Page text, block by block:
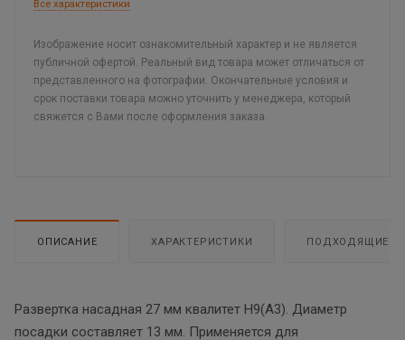
Все характеристики
Изображение носит ознакомительный характер и не является
публичной офертой. Реальный вид товара может отличаться от
представленного на фотографии. Окончательные условия и
срок поставки товара можно уточнить у менеджера, который
свяжется с Вами после оформления заказа.
ОПИСАНИЕ ХАРАКТЕРИСТИКИ ПОДХОДЯЩИЕ
Развертка насадная 27 мм квалитет Н9(А3). Диаметр
посадки составляет 13 мм. Применяется для